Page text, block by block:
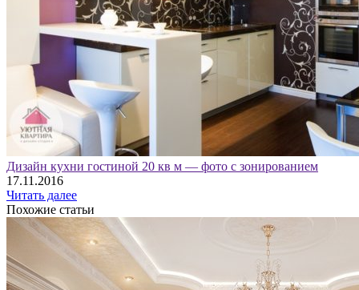
Дизайн кухни гостиной 20 кв м — фото с зонированием
17.11.2016
Читать далее
Похожие статьи